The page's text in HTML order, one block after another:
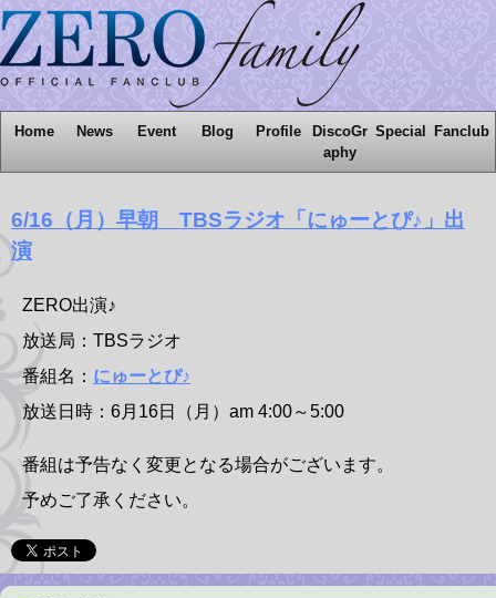
Home News Event Blog Profile
DiscoGr
aphy
Special Fanclub
6/16（月）早朝 TBSラジオ「にゅーとぴ♪」出
演
ZERO出演♪
放送局：TBSラジオ
番組名： にゅーとぴ♪
放送日時：6月16日（月）am 4:00～5:00
番組は予告なく変更となる場合がございます。
予めご了承ください。